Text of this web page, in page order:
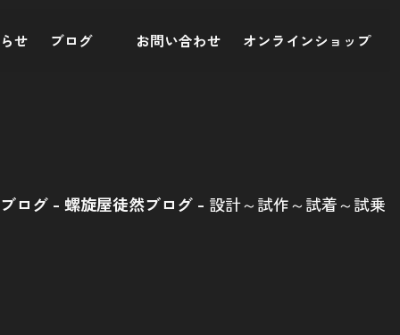
せ ブログ お問い合わせ オンラインショップ
ブログ 螺旋屋徒然ブログ 設計～試作～試着～試乗